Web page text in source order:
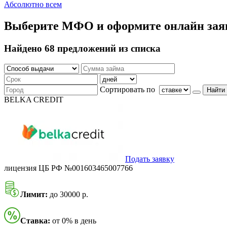
Абсолютно всем
Выберите МФО и оформите онлайн
Найдено 68 предложений из списка
Сортировать по Найти
BELKA CREDIT
Подать заявку
лицензия ЦБ РФ №001603465007766
Лимит: до 30000 р.
Ставка: от 0% в день